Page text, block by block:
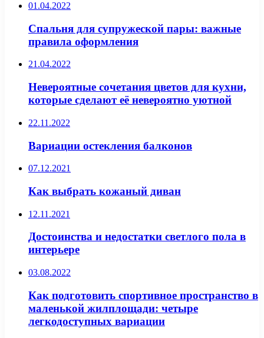
01.04.2022
Спальня для супружеской пары: важные
правила оформления
21.04.2022
Невероятные сочетания цветов для кухни,
которые сделают её невероятно уютной
22.11.2022
Вариации остекления балконов
07.12.2021
Как выбрать кожаный диван
12.11.2021
Достоинства и недостатки светлого пола в
интерьере
03.08.2022
Как подготовить спортивное пространство в
маленькой жилплощади: четыре
легкодоступных вариации